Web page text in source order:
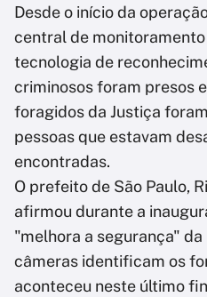
Desde o início da
central de
tecnologia de
criminosos foram presos
foragidos da Justiça
pessoas que estavam
encontradas.
O prefeito de São Paulo,
afirmou durante a
"melhora a segurança"
câmeras identificam os
aconteceu neste último